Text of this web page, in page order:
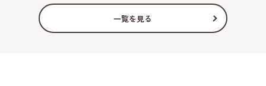
一覧を見る